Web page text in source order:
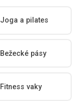
Joga a pilates
Bežecké pásy
Fitness vaky